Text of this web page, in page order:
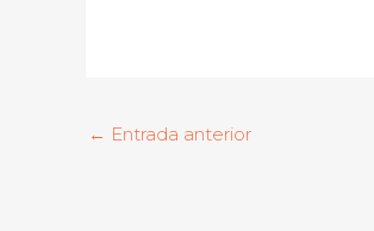
← Entrada anterior